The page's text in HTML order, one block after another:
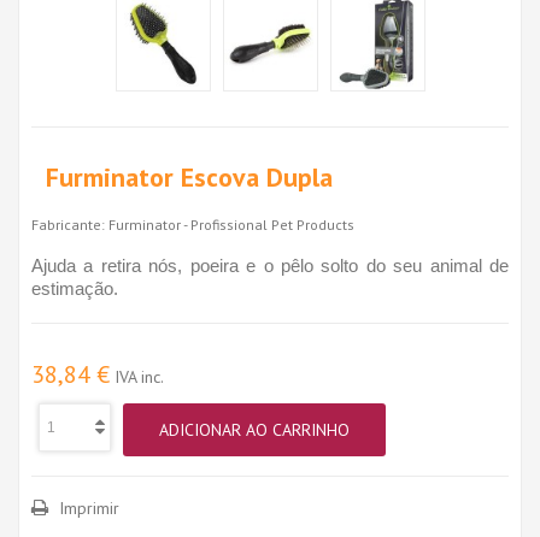
Furminator Escova Dupla
Fabricante: Furminator - Profissional Pet Products
Ajuda a retira nós, poeira e o pêlo solto do seu animal de
estimação.
38,84 € IVA inc.
ADICIONAR AO CARRINHO
Imprimir